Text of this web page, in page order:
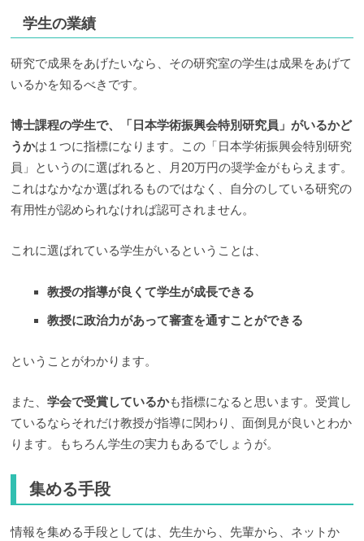
学生の業績
研究で成果をあげたいなら、その研究室の学生は成果をあげて
いるかを知るべきです。
博士課程の学生で、「日本学術振興会特別研究員」がいるかど
うかは１つに指標になります。この「日本学術振興会特別研究
員」というのに選ばれると、月20万円の奨学金がもらえます。
これはなかなか選ばれるものではなく、自分のしている研究の
有用性が認められなければ認可されません。
これに選ばれている学生がいるということは、
教授の指導が良くて学生が成長できる
教授に政治力があって審査を通すことができる
ということがわかります。
また、学会で受賞しているかも指標になると思います。受賞し
ているならそれだけ教授が指導に関わり、面倒見が良いとわか
ります。もちろん学生の実力もあるでしょうが。
集める手段
情報を集める手段としては、先生から、先輩から、ネットか